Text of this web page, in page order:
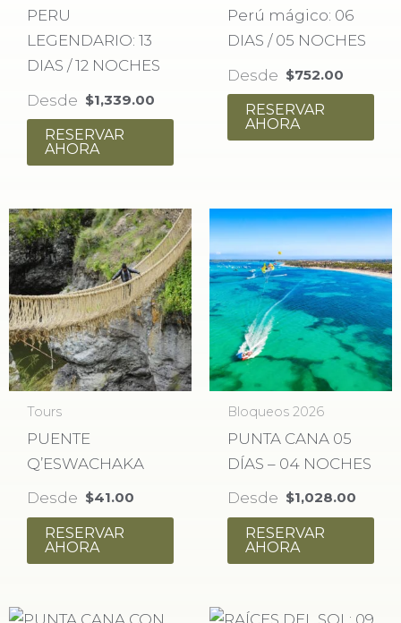
PERU
LEGENDARIO: 13
DIAS / 12 NOCHES
Desde $1,339.00
RESERVAR
AHORA
Perú mágico: 06
DIAS / 05 NOCHES
Desde $752.00
RESERVAR
AHORA
Tours
PUENTE
Q’ESWACHAKA
Desde $41.00
RESERVAR
AHORA
Bloqueos 2026
PUNTA CANA 05
DÍAS – 04 NOCHES
Desde $1,028.00
RESERVAR
AHORA